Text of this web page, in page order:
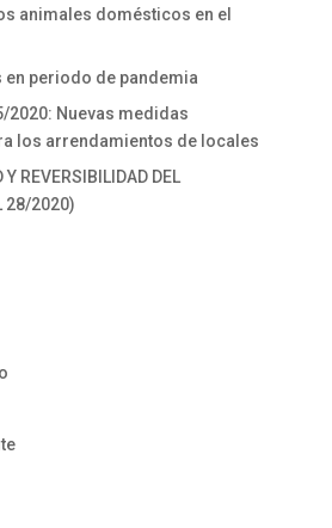
animales domésticos en el
periodo de pandemia
2020: Nuevas medidas
los arrendamientos de locales
Y REVERSIBILIDAD DEL
28/2020)